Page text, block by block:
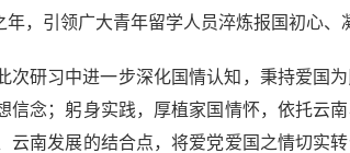
年，引领广大青年留学人员淬炼报国初心、
次研习中进一步深化国情认知，秉持爱国
信念；躬身实践，厚植家国情怀，依托云
云南发展的结合点，将爱党爱国之情切实